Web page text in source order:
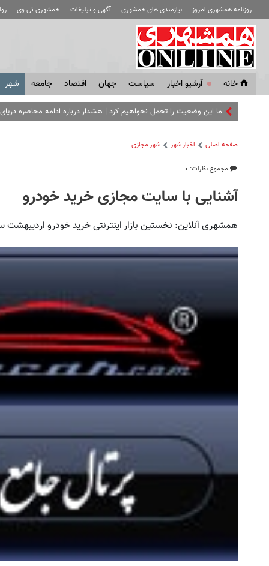
روزنامه همشهری امروز نیازمندی های همشهری آگهی و تبلیغات همشهری تی وی
خانه آرشیو اخبار سياست جهان اقتصاد جامعه شهر
ما این وضعیت را تحمل نخواهیم کرد | هشدار درباره ادامه محاصره
صفحه اصلی اخبار شهر شهر مجازی
مجموع نظرات: ۰
آشنایی با سایت مجازی خرید خودرو
همشهری آنلاین: نخستین بازار اینترنتی خرید خودرو اردیبهشت سال 1387
۵۵٪ سود تتری در بین‌پین فعال شد!!
(فرصت محدود ثبت‌نام)
مشاهده
به بزرگترین جشنواره
اومدید! | فقط ۲۵ میلیون !
رزرورایگان نوبت